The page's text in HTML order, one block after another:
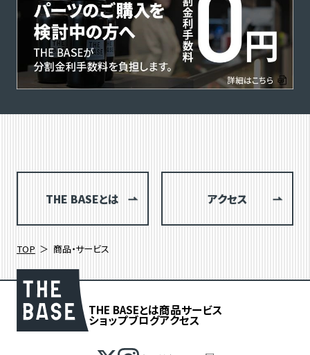
THE BASEとは アクセス
TOP 商品・サービス
THE BASEとは商品サービス
ショップブログアクセス